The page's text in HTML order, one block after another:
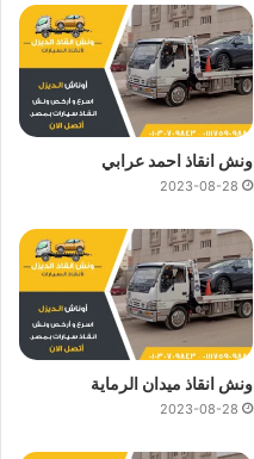
ونش انقاذ احمد عرابي
2023-08-28
ونش انقاذ ميدان الرماية
2023-08-28